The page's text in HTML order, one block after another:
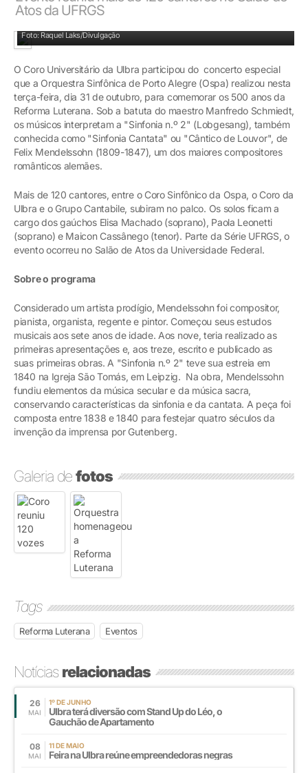
Atos da UFRGS
Foto: Raquel Laks/Divulgação
O Coro Universitário da Ulbra participou do concerto especial
que a Orquestra Sinfônica de Porto Alegre (Ospa) realizou nesta
terça-feira, dia 31 de outubro, para comemorar os 500 anos da
Reforma Luterana. Sob a batuta do maestro Manfredo Schmiedt,
os músicos interpretam a "Sinfonia n.º 2" (Lobgesang), também
conhecida como "Sinfonia Cantata" ou "Cântico de Louvor", de
Felix Mendelssohn (1809-1847), um dos maiores compositores
românticos alemães.
Mais de 120 cantores, entre o Coro Sinfônico da Ospa, o Coro da
Ulbra e o Grupo Cantabile, subiram no palco. Os solos ficam a
cargo dos gaúchos Elisa Machado (soprano), Paola Leonetti
(soprano) e Maicon Cassânego (tenor). Parte da Série UFRGS, o
evento ocorreu no Salão de Atos da Universidade Federal.
Sobre o programa
Considerado um artista prodígio, Mendelssohn foi compositor,
pianista, organista, regente e pintor. Começou seus estudos
musicais aos sete anos de idade. Aos nove, teria realizado as
primeiras apresentações e, aos treze, escrito e publicado as
suas primeiras obras. A "Sinfonia n.º 2" teve sua estreia em
1840 na Igreja São Tomás, em Leipzig. Na obra, Mendelssohn
fundiu elementos da música secular e da música sacra,
conservando características da sinfonia e da cantata. A peça foi
composta entre 1838 e 1840 para festejar quatro séculos da
invenção da imprensa por Gutenberg.
Galeria defotos
Tags
Reforma Luterana Eventos
Notíciasrelacionadas
26
MAI
1º DE JUNHO
Ulbra terá diversão com Stand Up do Léo, o
Gauchão de Apartamento
08
MAI
11 DE MAIO
Feira na Ulbra reúne empreendedoras negras